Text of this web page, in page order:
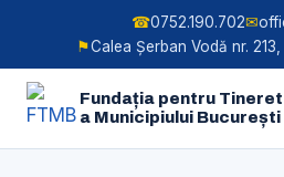
☎0752.190.702✉
⚑Calea Șerban Vodă nr.
Fundația pentru Tineret
a Municipiului București